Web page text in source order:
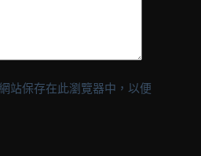
站保存在此瀏覽器中，以便